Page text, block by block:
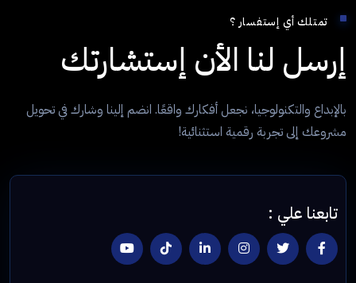
تمتلك أي إستفسار ؟
إرسل لنا الأن إستشارتك
بالإبداع والتكنولوجيا، نجعل أفكارك واقعًا. انضم إلينا وشارك في تحويل
مشروعك إلى تجربة رقمية استثنائية!
تابعنا علي :